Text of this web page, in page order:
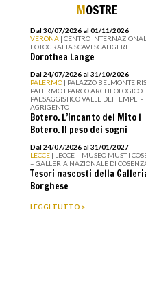
MOSTRE
Dal 30/07/2026 al 01/11/2026
VERONA | CENTRO
FOTOGRAFIA SCAVI SCALIGERI
Dorothea Lange
Dal 24/07/2026 al 31/10/2026
PALERMO | PALAZZO BELMONTE
PALERMO I PARCO ARCHEOLOGICO
PAESAGGISTICO VALLE DEI TEMPLI -
AGRIGENTO
Botero. L’incanto del Mito I
Botero. Il peso dei sogni
Dal 24/07/2026 al 31/01/2027
LECCE | LECCE – MUSEO MUST I
– GALLERIA NAZIONALE DI
Tesori nascosti della
Borghese
LEGGI TUTTO >